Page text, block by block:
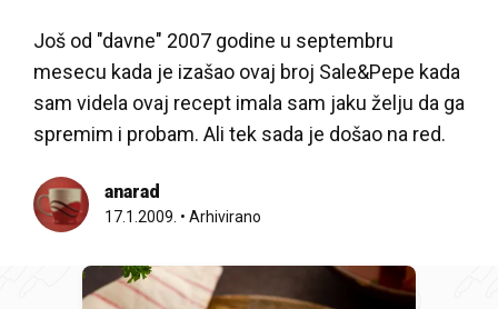
Još od "davne" 2007 godine u septembru
mesecu kada je izašao ovaj broj Sale&Pepe kada
sam videla ovaj recept imala sam jaku želju da ga
spremim i probam. Ali tek sada je došao na red.
anarad
17.1.2009. • Arhivirano